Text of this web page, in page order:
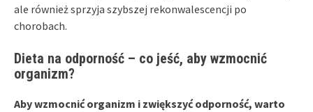
ale również sprzyja szybszej rekonwalescencji po
chorobach.
Dieta na odporność – co jeść, aby wzmocnić
organizm?
Aby wzmocnić organizm i zwiększyć odporność, warto